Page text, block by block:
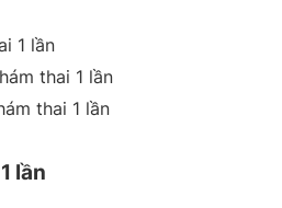
1 lần
thai 1 lần
thai 1 lần
lần